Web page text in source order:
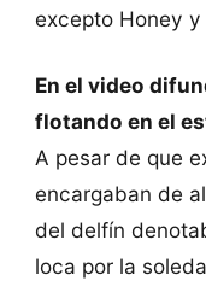
excepto Honey
En el video
flotando en el
A pesar de que
encargaban de
del delfín
loca por la